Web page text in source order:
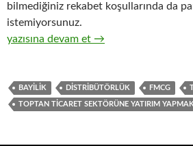
bilmediğiniz rekabet koşullarında da
istemiyorsunuz.
2-Hızlı tüketim ürünlerinin ( FMCG )
yazısına devam et →
BAYILIK DISTRIBÜTÖRLÜK FMCG
TOPTAN TICARET SEKTÖRÜNE YATIRIM YAPMAK